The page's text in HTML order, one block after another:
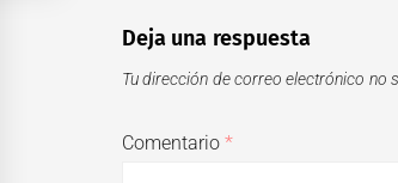
Deja una respuesta
Tu dirección de correo electrónico no
Comentario*